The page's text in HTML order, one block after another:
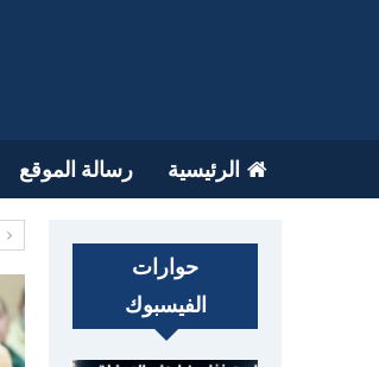
الرئيسية رسالة الموقع
حوارات
الفيسبوك